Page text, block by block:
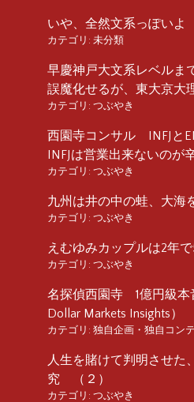
いや、全然文系っぽい
カテゴリ: 未分類
早慶神戸大文系レベルま
誤魔化せるが、東大京大
カテゴリ: つぶやき
西園寺コンサル INFJと
INFJは営業出来ないのが
カテゴリ: つぶやき
九州は井の中の蛙、大海
カテゴリ: つぶやき
えむゆみカップルは2年
カテゴリ: つぶやき
名探偵西園寺 1億円級本
Dollar Markets Insights）
カテゴリ: 独自企画・独自コン
人生を賭けて判明させた
究 （２）
カテゴリ: つぶやき